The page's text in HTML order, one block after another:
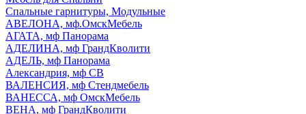
Спальные гарнитуры, Модульные
АВЕЛОНА, мф.ОмскМебель
АГАТА, мф Панорама
АДЕЛИНА, мф ГрандКволити
АДЕЛЬ, мф Панорама
Александрия, мф СВ
ВАЛЕНСИЯ, мф Стендмебель
ВАНЕССА, мф ОмскМебель
ВЕНА, мф ГрандКволити